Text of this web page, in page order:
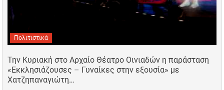
Πολιτιστικά
Την Κυριακή στο Αρχαίο Θέατρο Οινιαδών η παράσταση
«Εκκλησιάζουσες – Γυναίκες στην εξουσία» με
Χατζηπαναγιώτη…